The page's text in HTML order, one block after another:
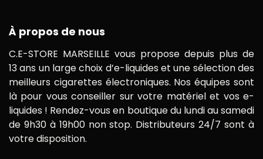
À propos de nous
C.E-STORE MARSEILLE vous propose depuis plus de
13 ans un large choix d’e-liquides et une sélection des
meilleurs cigarettes électroniques. Nos équipes sont
là pour vous conseiller sur votre matériel et vos e-
liquides ! Rendez-vous en boutique du lundi au samedi
de 9h30 à 19h00 non stop. Distributeurs 24/7 sont à
votre disposition.